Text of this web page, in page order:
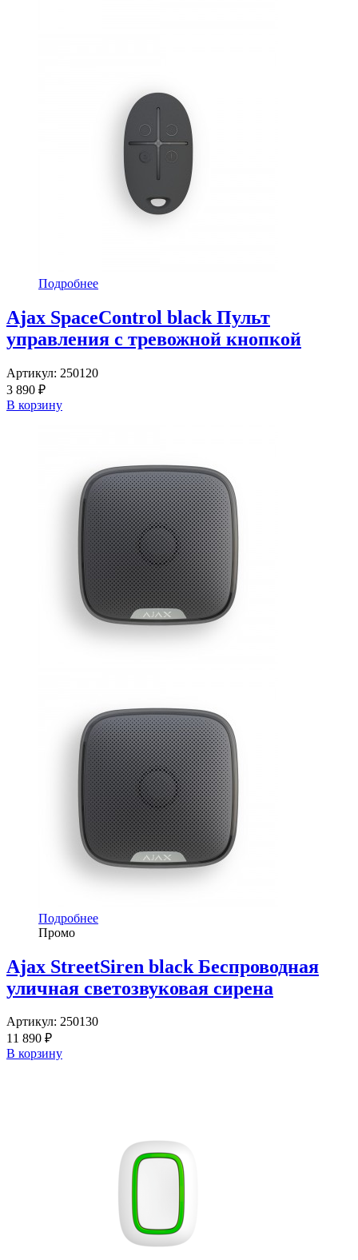
Подробнее
Ajax SpaceControl black Пульт
управления с тревожной кнопкой
Артикул: 250120
3 890 ₽
В корзину
Подробнее
Промо
Ajax StreetSiren black Беспроводная
уличная светозвуковая сирена
Артикул: 250130
11 890 ₽
В корзину